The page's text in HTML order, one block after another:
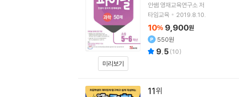
미리보기
안쌤 영재교육연구소 저
타임교육
2019.8.10.
10% 9,900원
550원
9.5(10)
11